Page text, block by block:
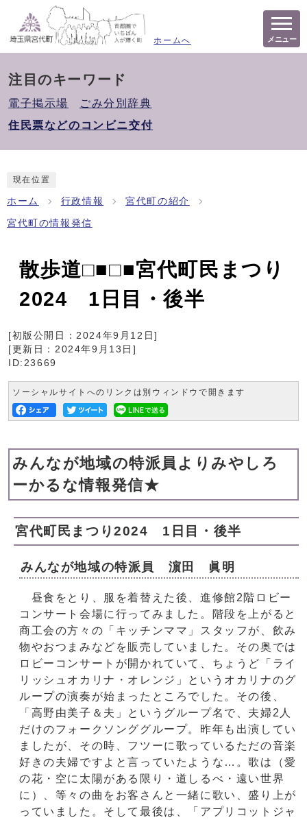
ホームへ メニュー
注目のキーワード
電子掲示場
ごみ分別辞典
住民票などのコンビニ交付
現在位置
ホーム 行政情報 宮代町の紹介
宮代町の情報発信
散歩道□■□■宮代町民まつり
2024 1日目・後半
[初版公開日：2024年9月12日]
[更新日： 2024年9月13日 ]
ID:23669
ソーシャルサイトへのリンクは別ウィンドウで開きます
みんなが地域の特派員よりみやしろ
ーかるな情報発信★
宮代町民まつり2024 1日目・後半
みんなが地域の特派員 濵田 眞明
昼食をとり、服を着替えた後、進修館2階ロビー
コンサート会場に行ってみました。階段を上がると
商工会の方々の「キッチンママ」スタッフが、飲み
物やおつまみなどを販売していました。その奥では
ロビーコンサートが開かれていて、ちょうど「ライ
リッシュオカリナ・オレンジ」というオカリナのグ
ループの演奏が始まったところでした。その後、
「高野由美子＆夫」というグループ名で、夫婦2人
だけのフォークソンググループ。昨年も出演してい
ましたが、その時、フツーに歌っているただの音楽
好きの夫婦ですよと言っていたような…。歌は（愛
の花・空に太陽がある限り・道しるべ・遠い世界
に）、等々の曲をお客さんと一緒に歌い、盛り上が
っていました。そして最後は、「アプリコットジャ